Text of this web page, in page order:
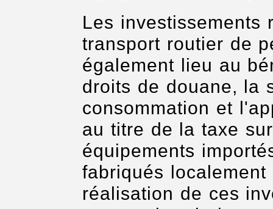
Les investissements
transport routier de
également lieu au
droits de douane, la
consommation et
au titre de la taxe
équipements
fabriqués
réalisation de ces